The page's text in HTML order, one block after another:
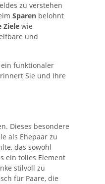
zu verstehen
Sparen belohnt
Ziele wie
und
ein funktionaler
Sie und Ihre
Dieses besondere
als Ehepaar zu
das sowohl
ein tolles Element
stilvoll zu
für Paare, die